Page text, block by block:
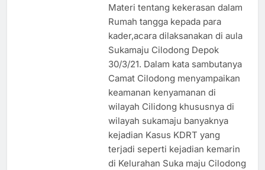
Materi tentang kekerasan dalam
Rumah tangga kepada para
kader,acara dilaksanakan di aula
Sukamaju Cilodong Depok
30/3/21. Dalam kata sambutanya
Camat Cilodong menyampaikan
keamanan kenyamanan di
wilayah Cilidong khususnya di
wilayah sukamaju banyaknya
kejadian Kasus KDRT yang
terjadi seperti kejadian kemarin
di Kelurahan Suka maju Cilodong